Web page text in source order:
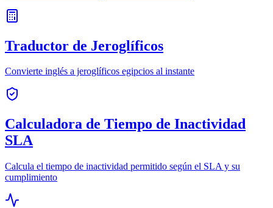
Traductor de Jeroglíficos
Convierte inglés a jeroglíficos egipcios al instante
Calculadora de Tiempo de Inactividad
SLA
Calcula el tiempo de inactividad permitido según el SLA y su
cumplimiento